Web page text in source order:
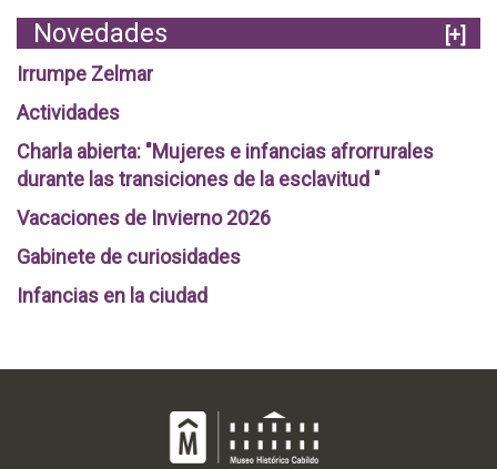
Novedades
[+]
Irrumpe Zelmar
Actividades
Charla abierta: "Mujeres e infancias afrorrurales
durante las transiciones de la esclavitud "
Vacaciones de Invierno 2026
Gabinete de curiosidades
Infancias en la ciudad